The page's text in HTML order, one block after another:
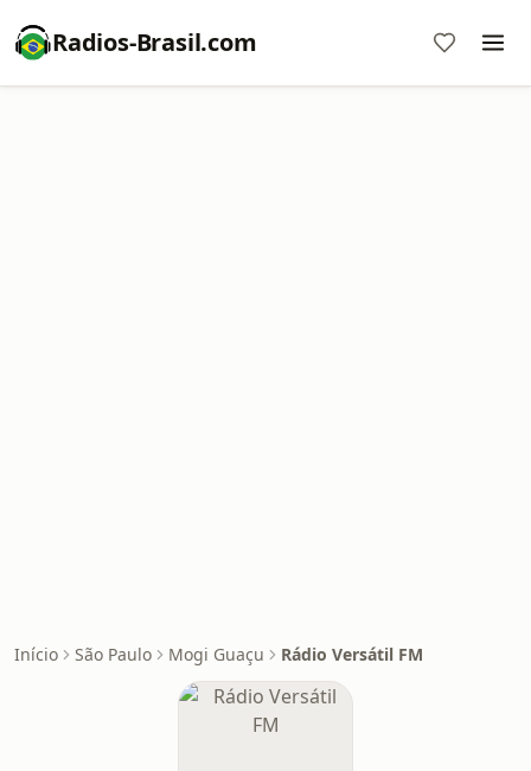
Radios-Brasil.com
Início São Paulo Mogi Guaçu Rádio Versátil FM